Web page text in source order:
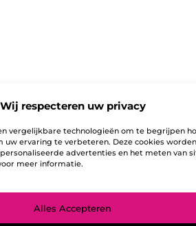
Wij respecteren uw privacy
vergelijkbare technologieën om te begrijpen
ervaring te verbeteren. Deze cookies
advertenties en het meten van
meer informatie.
Alles Accepteren